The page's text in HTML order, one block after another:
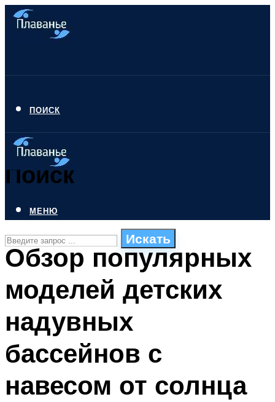
ПОИСК
Поиск
Искать
СТИЛИ ПЛАВАНЬЯ
ПЛАВАНЬЕ ДЛЯ ДЕТЕЙ
БАССЕЙН ДЛЯ ДОМА
ОЧИСТКА БАССЕЙНОВ
МЕНЮ
МЕНЮ
Обзор популярных
моделей детских
надувных
бассейнов с
навесом от солнца